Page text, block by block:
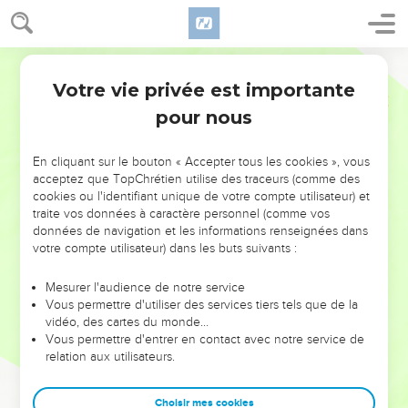
NE MANQUEZ PAS L’ÉVÉNEMENT
DE L’ANNÉE !
ET SI LEURS ERREURS POUVAIENT VOUS ÉVITER LES
VOTRES ?
leur foi ou leur vision. Mais on voit moins les doutes, les erreurs
et les saisons difficiles qu'ils ont traversés, alors même que ce
sont elles qui les ont façonnés.
Dans cette conférence, leaders, entrepreneurs, et responsables
clés pour avancer avec plus de sagesse afin que leurs erreurs
Votre vie privée est importante
pour nous
En cliquant sur le bouton « Accepter tous les cookies », vous
acceptez que TopChrétien utilise des traceurs (comme des
cookies ou l'identifiant unique de votre compte utilisateur) et
traite vos données à caractère personnel (comme vos
données de navigation et les informations renseignées dans
votre compte utilisateur) dans les buts suivants :
Mesurer l'audience de notre service
Vous permettre d'utiliser des services tiers tels que de la
vidéo, des cartes du monde…
Vous permettre d'entrer en contact avec notre service de
relation aux utilisateurs.
Choisir mes cookies